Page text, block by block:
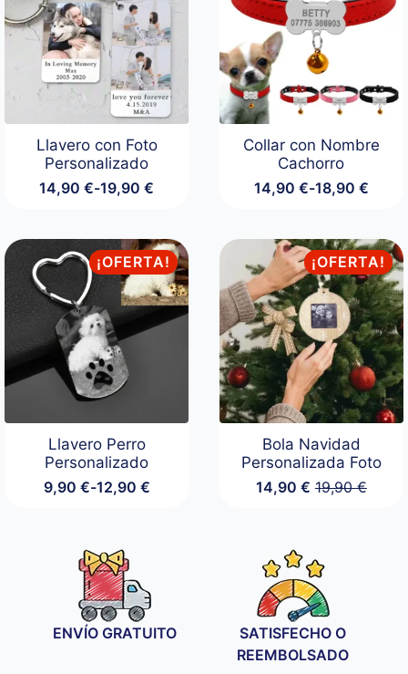
Llavero con Foto
Personalizado
14,90€-19,90€
Rango
desde
14,90 €
hasta
19,90 €
Collar con Nombre
Cachorro
14,90 €-18,90 €
Rango
desde
14,90 €
hasta
18,90 €
¡OFERTA!
Llavero Perro
Personalizado
9,90 €-12,90 €
Rango
desde
9,90 €
hasta
12,90 €
¡OFERTA!
Bola Navidad
Personalizada Foto
19,90€
El
19,90 €.
14,90 € El
14,90 €.
ENVÍO GRATUITO
SATISFECHO O
REEMBOLSADO